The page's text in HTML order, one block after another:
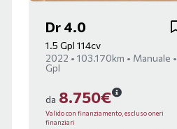
Dr 4.0
1.5 Gpl 114cv
2022 • 103.170km • Manuale •
Gpl
da 8.750€
Valido con finanziamento, escluso oneri
finanziari